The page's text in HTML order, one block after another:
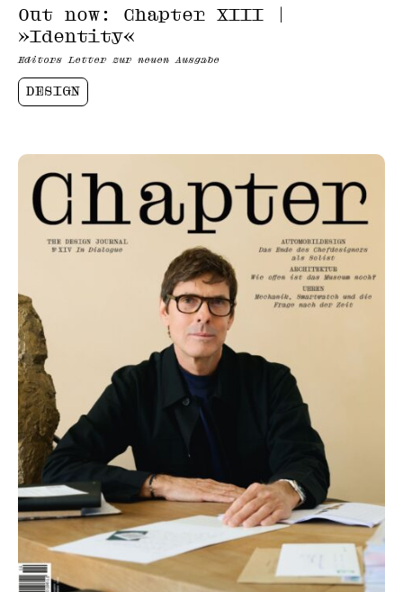
Out now: Chapter XIII |
»Identity«
Editors Letter zur neuen Ausgabe
DESIGN